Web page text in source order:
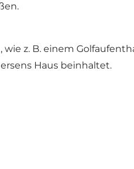
z. B. einem
Haus beinhaltet.